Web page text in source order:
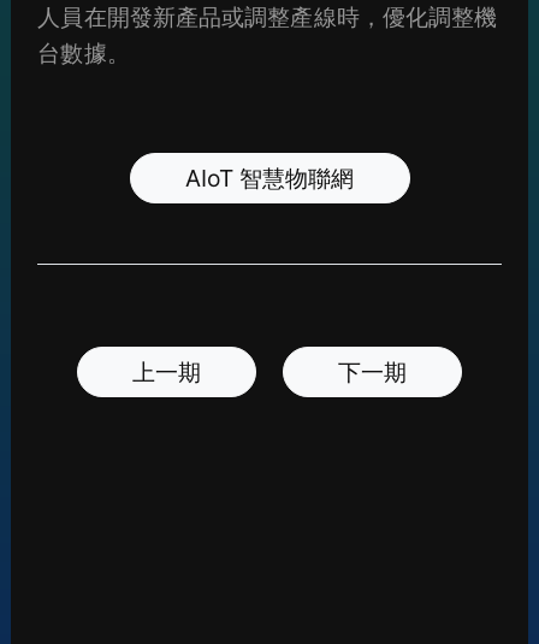
人員在開發新產品或調整產線時，優化調整機
台數據。
AIoT 智慧物聯網
上一期 下一期